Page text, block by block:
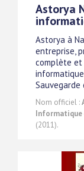
Astorya
Astorya à
entreprise,
complète et
Nom officiel :
Informatique
(2011).